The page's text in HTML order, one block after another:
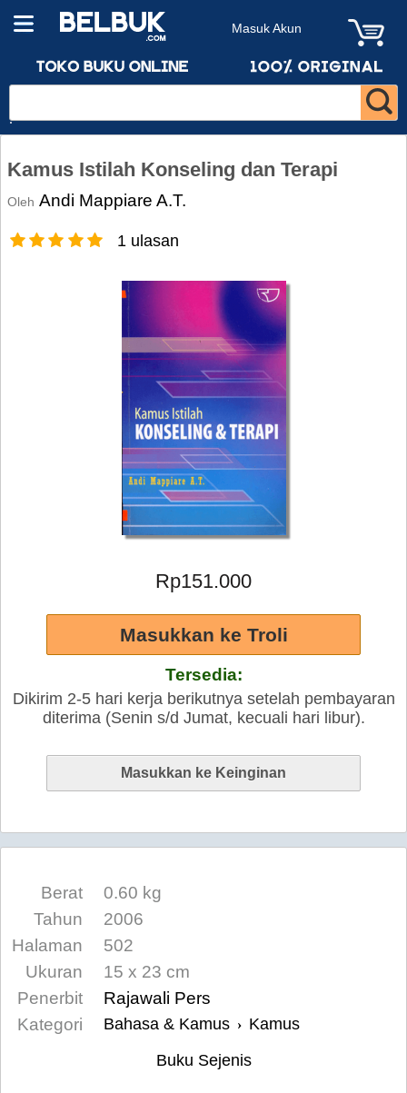
Masuk Akun
Kamus Istilah Konseling dan Terapi
Oleh Andi Mappiare A.T.
1 ulasan
Rp151.000
Tersedia:
Dikirim 2-5 hari kerja berikutnya setelah pembayaran
diterima (Senin s/d Jumat, kecuali hari libur).
Berat
0.60 kg
Tahun
2006
Halaman
502
Ukuran
15 x 23 cm
Penerbit
Rajawali Pers
Kategori
Bahasa & Kamus › Kamus
Buku Sejenis